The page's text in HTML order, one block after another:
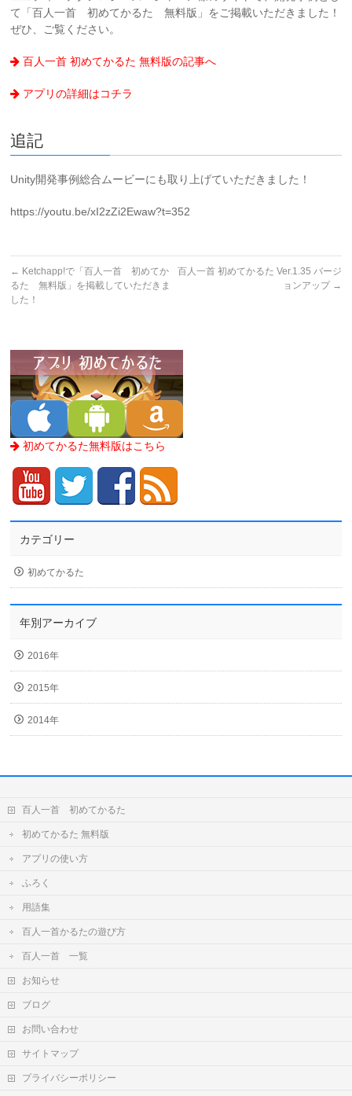
て「百人一首 初めてかるた 無料版」をご掲載いただきました！
ぜひ、ご覧ください。
百人一首 初めてかるた 無料版の記事へ
アプリの詳細はコチラ
追記
Unity開発事例総合ムービーにも取り上げていただきました！
https://youtu.be/xI2zZi2Ewaw?t=352
← Ketchapp!で「百人一首 初めてか
るた 無料版」を掲載していただきま
した！
百人一首 初めてかるた Ver.1.35 バージ
ョンアップ →
初めてかるた無料版はこちら
カテゴリー
初めてかるた
年別アーカイブ
2016年
2015年
2014年
百人一首 初めてかるた
初めてかるた 無料版
アプリの使い方
ふろく
用語集
百人一首かるたの遊び方
百人一首 一覧
お知らせ
ブログ
お問い合わせ
サイトマップ
プライバシーポリシー